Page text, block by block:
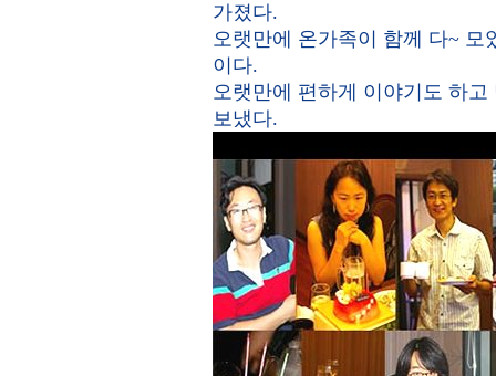
가졌다.
오랫만에 온가족이 함께 다~
이다.
오랫만에 편하게 이야기도 하
보냈다.